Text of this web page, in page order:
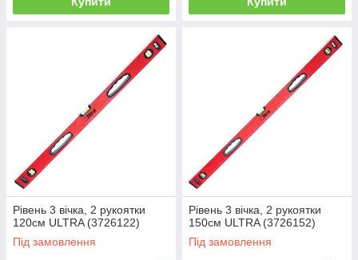
Рівень 3 вічка, 2 рукоятки
120см ULTRA (3726122)
Під замовлення
Рівень 3 вічка, 2 рукоятки
150см ULTRA (3726152)
Під замовлення